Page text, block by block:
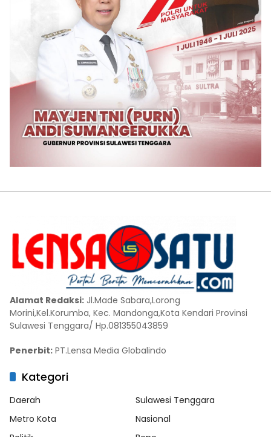
Alamat Redaksi: Jl.Made Sabara,Lorong
Morini,Kel.Korumba, Kec. Mandonga,Kota Kendari Provinsi
Sulawesi Tenggara/ Hp.081355043859
Penerbit: PT.Lensa Media Globalindo
Kategori
Daerah
Sulawesi Tenggara
Metro Kota
Nasional